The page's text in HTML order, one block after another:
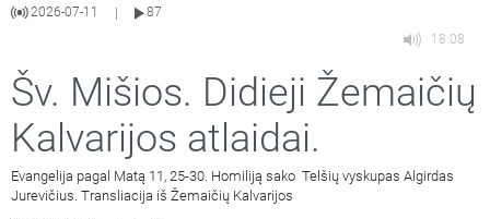
2026-07-11
87
18:08
Šv. Mišios. Didieji Žemaičių
Kalvarijos atlaidai.
Evangelija pagal Matą 11, 25-30. Homiliją sako Telšių vyskupas Algirdas
Jurevičius. Transliacija iš Žemaičių Kalvarijos